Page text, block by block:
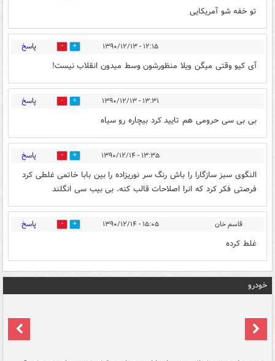
الزهرا
تو خفه شو آمریکایی
۱۲:۱۵ - ۱۳۹۰/۱۲/۱۳ 0 پاسخ
آی کیو وقتی میگن ویلا منظورشون وسط میدون انقلاب نیست!
۱۳:۳۱ - ۱۳۹۰/۱۲/۱۳ 0 پاسخ
بی بی سی حرومی هم تایید کرد بیچاره رو سیاه
۱۳:۳۵ - ۱۳۹۰/۱۲/۱۴ 0 پاسخ
النگوی سبز سازگارا را باش رنگ سر نوریزاده را بین بابا خاتمی غلطی کرد
فرصتی فکر کرد که انرا اصلاحات قالب کنه. بی بیب سی انگلند
قاسم خان ۱۵:۰۵ - ۱۳۹۰/۱۲/۱۴ 0 پاسخ
غلط کرده
خودرو